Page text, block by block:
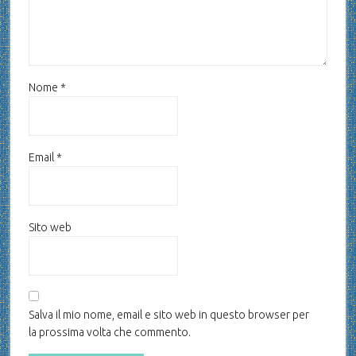
Nome *
Email *
Sito web
Salva il mio nome, email e sito web in questo browser per
la prossima volta che commento.